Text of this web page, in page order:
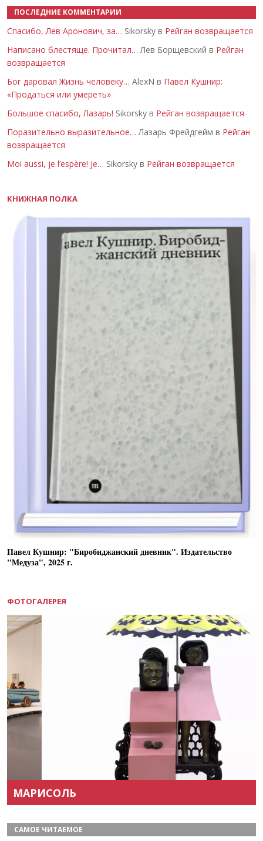
ПОСЛЕДНИЕ КОММЕНТАРИИ
Спасибо, Лев Аронович, за… Sikorsky в Рейган возвращается
Написано блестяще. Прочитал… Лев Борщевский в Рейган
возвращается
Бог даровал Жизнь человеку… AlexN в Павел Кушнир:
«Продаться или умереть»
Большое спасибо, Лазарь! Sikorsky в Рейган возвращается
Поразительно выразительное… Лазарь Фрейдгейм в Рейган
возвращается
Moi aussi, je l’espère! Je… Sikorsky в Рейган возвращается
КНИЖНАЯ ПОЛКА
Павел Кушнир: "Биробиджанский дневник". Издательство
"Медуза", 2025 г.
ФОТОГАЛЕРЕЯ
МАРИСОЛЬ
САМОЕ ЧИТАЕМОЕ